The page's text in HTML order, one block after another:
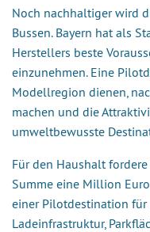
Noch nachhaltiger wird
Bussen. Bayern hat als
Herstellers beste
einzunehmen. Eine
Modellregion dienen,
machen und die
umweltbewusste
Für den Haushaltfordere
Summe eine Million
einer Pilotdestination für
Ladeinfrastruktur,